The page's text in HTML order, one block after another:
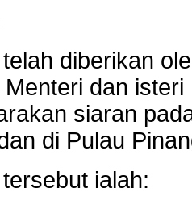
diberikan
Menteri dan
siaran
di Pulau
ialah: